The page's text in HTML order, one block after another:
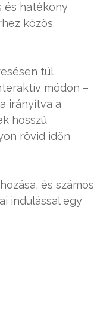
és hatékony
közös
túl
módon –
irányítva a
hosszú
rövid időn
és számos
indulással egy